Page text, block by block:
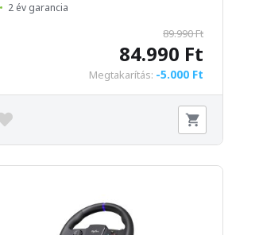
2 év garancia
89.990 Ft
84.990 Ft
Megtakarítás: -5.000 Ft